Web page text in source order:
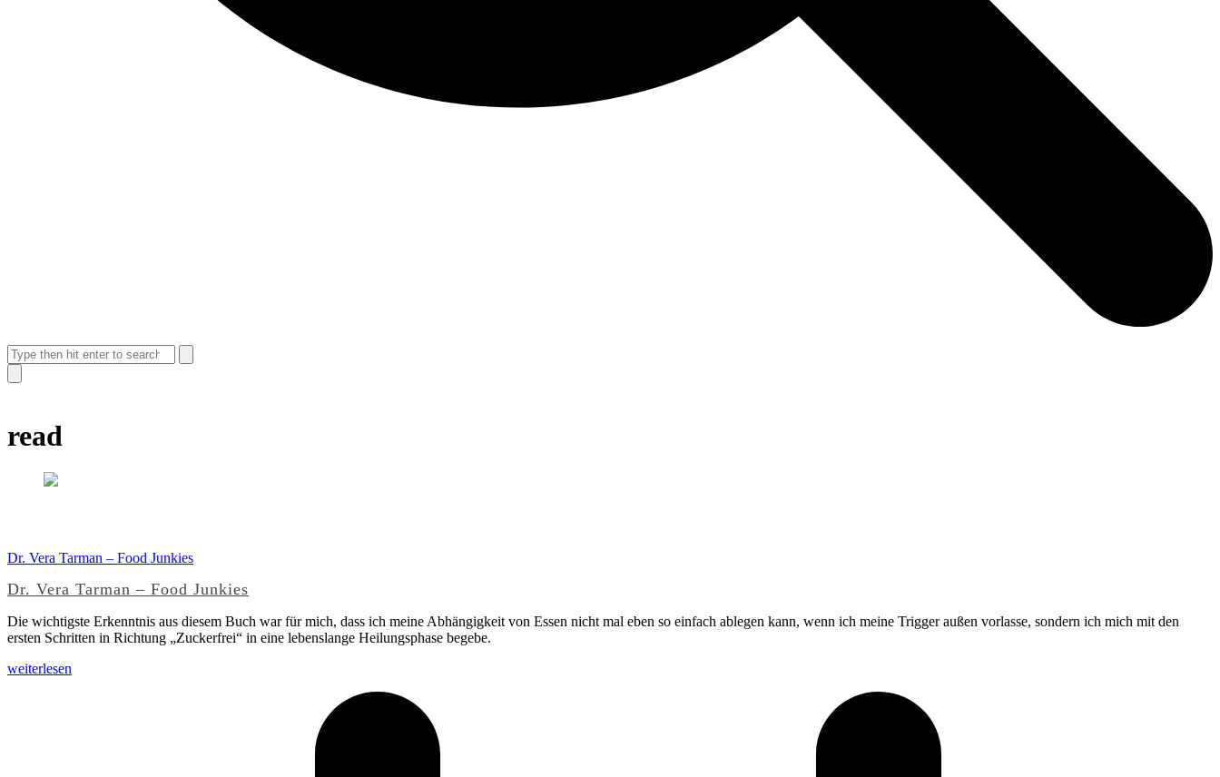
Search
Suche
read
Dr. Vera Tarman – Food Junkies
Dr. Vera Tarman – Food Junkies
Die wichtigste Erkenntnis aus diesem Buch war für mich, dass ich meine Abhängigkeit von Essen nicht mal eben so einfach ablegen kann, wenn ich meine Trigger außen vorlasse, sondern ich mich mit den
ersten Schritten in Richtung „Zuckerfrei“ in eine lebenslange Heilungsphase begebe.
weiterlesen